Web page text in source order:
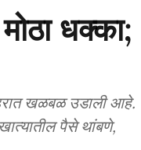
धक्का;
खळबळ उडाली आहे.
पैसे थांबणे,